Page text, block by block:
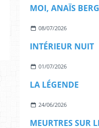
MOI, ANAÏS BERG
08/07/2026
INTÉRIEUR NUIT
01/07/2026
LA LÉGENDE
24/06/2026
MEURTRES SUR